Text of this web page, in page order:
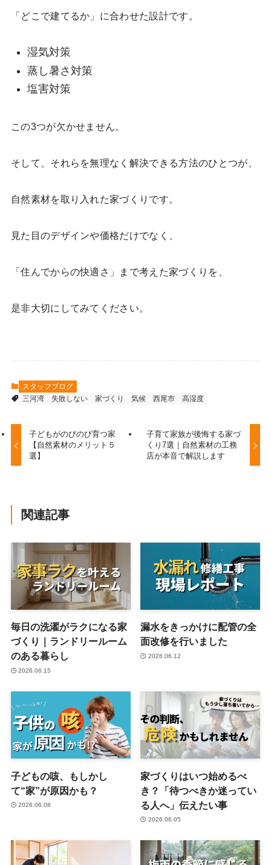
「どこで建てるか」に合わせた設計です。
湿気対策
蒸し暑さ対策
塩害対策
この3つが欠かせません。
そして、それらを無理なく解決できる方法のひとつが、
自然素材を取り入れた家づくりです。
見た目のデザインや価格だけでなく、
「住んでからの快適さ」まで考えた家づくりを、
是非大切にしてみてください。
スタッフブログ
三河湾
失敗しない 家づくり 気候 西尾市 高湿度
子どもがのびのび育つ家
【自然素材のメリット５
選】
子育て家族が後悔する家づ
くり7選｜自然素材の工務
店が本音で解説します
関連記事
毎日の洗濯がラクになる家
づくり｜ランドリールーム
のある暮らし
2026.06.15
漏水をきっかけに配管の全
面改修を行いました
2026.06.12
子どもの咳、もしかし
て“家”が原因かも？
2026.06.08
家づくりはいつ始めるべ
き？「待つべきか迷ってい
る人へ」伝えたい事
2026.06.05